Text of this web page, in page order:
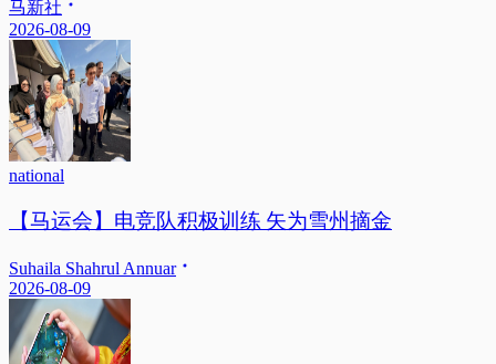
马新社
2026-08-09
national
【马运会】电竞队积极训练 矢为雪州摘金
Suhaila Shahrul Annuar
2026-08-09